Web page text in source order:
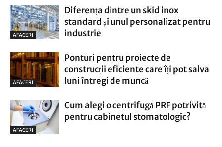
AFACERI
Diferența dintre un skid inox
standard și unul personalizat pentru
industrie
AFACERI
Ponturi pentru proiecte de
construcții eficiente care îți pot salva
luni întregi de muncă
AFACERI
Cum alegi o centrifugă PRF potrivită
pentru cabinetul stomatologic?